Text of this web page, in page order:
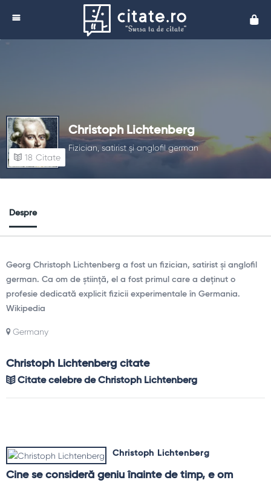
Christoph Lichtenberg
Fizician, satirist și anglofil german
18 Citate
Despre
Georg Christoph Lichtenberg a fost un fizician, satirist și anglofil
german. Ca om de știință, el a fost primul care a deținut o
profesie dedicată explicit fizicii experimentale în Germania.
Wikipedia
Germany
Christoph Lichtenberg citate
Citate celebre de Christoph Lichtenberg
Christoph Lichtenberg
Cine se consideră geniu înainte de timp, e om